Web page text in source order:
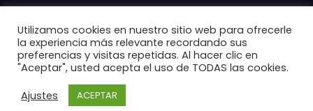
Inicio NOTICIAS NUESTRO EQUIPO
SKC CATALUÑA
SKC ENDURANCE
SRK RACING ACADEMY
CIRCUITOS 4T EN ESPAÑA
Newscrunch - Revista y blog
Utilizamos cookies en nuestro sitio web para ofrecerle
la experiencia más relevante recordando sus
preferencias y visitas repetidas. Al hacer clic en
"Aceptar", usted acepta el uso de TODAS las cookies.
Ajustes
ACEPTAR